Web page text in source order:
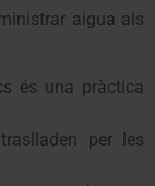
aigua als
és una pràctica
per les